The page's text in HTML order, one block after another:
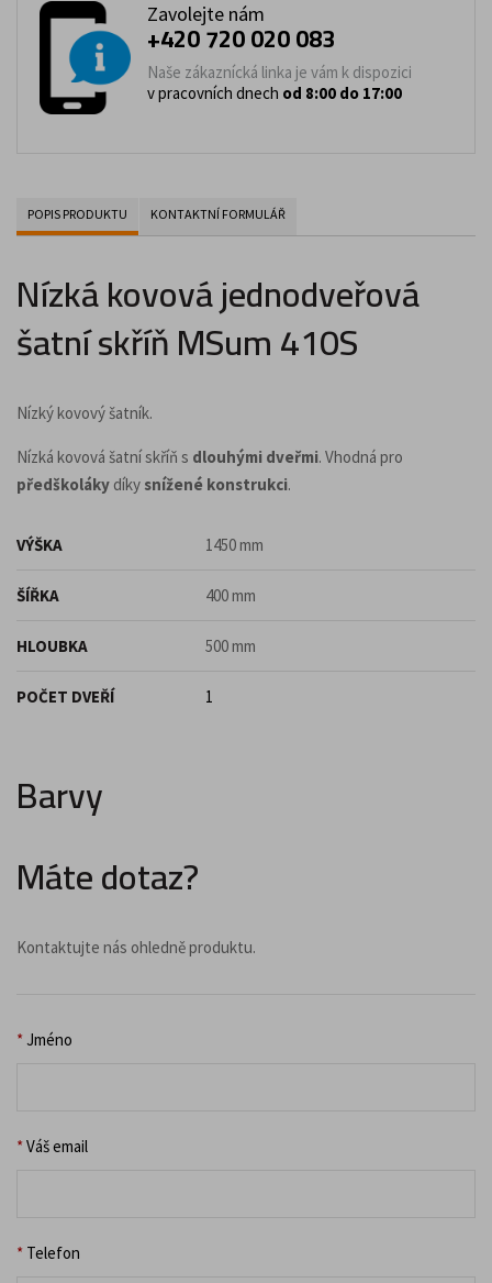
Zavolejte nám
+420 720 020 083
Naše zákaznícká linka je vám k dispozici
v pracovních dnech od 8:00 do 17:00
POPIS PRODUKTU KONTAKTNÍ FORMULÁŘ
Nízká kovová jednodveřová
šatní skříň MSum 410S
Nízký kovový šatník.
Nízká kovová šatní skříň s dlouhými dveřmi. Vhodná pro
předškoláky díky snížené konstrukci.
VÝŠKA 1450 mm
ŠÍŘKA 400 mm
HLOUBKA 500 mm
POČET DVEŘÍ 1
Barvy
Máte dotaz?
Kontaktujte nás ohledně produktu.
*Jméno
*Váš email
* Telefon